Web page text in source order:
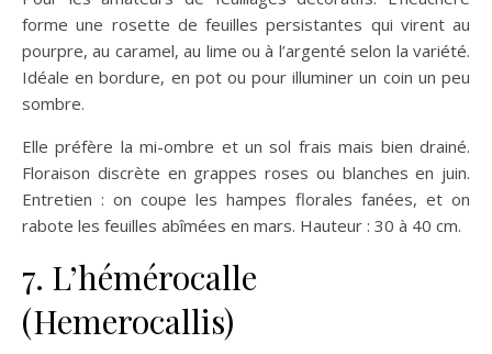
forme une rosette de feuilles persistantes qui virent au
pourpre, au caramel, au lime ou à l’argenté selon la variété.
Idéale en bordure, en pot ou pour illuminer un coin un peu
sombre.
Elle préfère la mi-ombre et un sol frais mais bien drainé.
Floraison discrète en grappes roses ou blanches en juin.
Entretien : on coupe les hampes florales fanées, et on
rabote les feuilles abîmées en mars. Hauteur : 30 à 40 cm.
7. L’hémérocalle
(Hemerocallis)